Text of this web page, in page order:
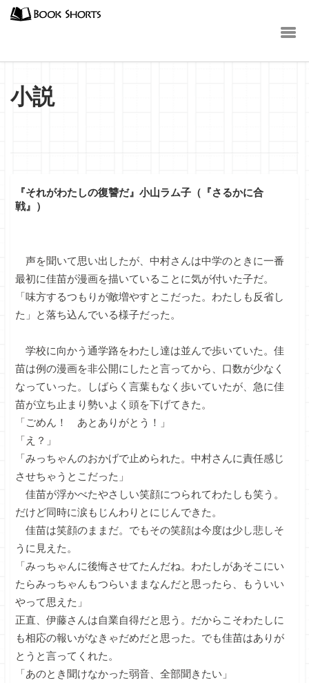
小説
『それがわたしの復讐だ』小山ラム子（『さるかに合
戦』）
声を聞いて思い出したが、中村さんは中学のときに一番
最初に佳苗が漫画を描いていることに気が付いた子だ。
「味方するつもりが敵増やすとこだった。わたしも反省し
た」と落ち込んでいる様子だった。
学校に向かう通学路をわたし達は並んで歩いていた。佳
苗は例の漫画を非公開にしたと言ってから、口数が少なく
なっていった。しばらく言葉もなく歩いていたが、急に佳
苗が立ち止まり勢いよく頭を下げてきた。
「ごめん！ あとありがとう！」
「え？」
「みっちゃんのおかげで止められた。中村さんに責任感じ
させちゃうとこだった」
佳苗が浮かべたやさしい笑顔につられてわたしも笑う。
だけど同時に涙もじんわりとにじんできた。
佳苗は笑顔のままだ。でもその笑顔は今度は少し悲しそ
うに見えた。
「みっちゃんに後悔させてたんだね。わたしがあそこにい
たらみっちゃんもつらいままなんだと思ったら、もういい
やって思えた」
正直、伊藤さんは自業自得だと思う。だからこそわたしに
も相応の報いがなきゃだめだと思った。でも佳苗はありが
とうと言ってくれた。
「あのとき聞けなかった弱音、全部聞きたい」